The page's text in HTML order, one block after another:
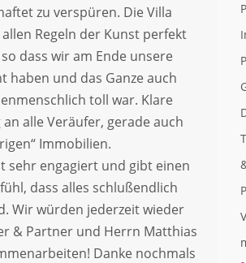
zu verspüren. Die Villa
Regeln der Kunst perfekt
dass wir am Ende unsere
haben und das Ganze auch
toll war. Klare
alle Veräufer, gerade auch
Immobilien.
sehr engagiert und gibt einen
dass alles schlußendlich
Wir würden jederzeit wieder
& Partner und Herrn Matthias
Danke nochmals